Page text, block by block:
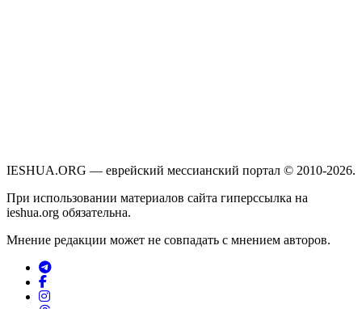
IESHUA.ORG — еврейский мессианский портал © 2010-2026.
При использовании материалов сайта гиперссылка на
ieshua.org обязательна.
Мнение редакции может не совпадать с мнением авторов.